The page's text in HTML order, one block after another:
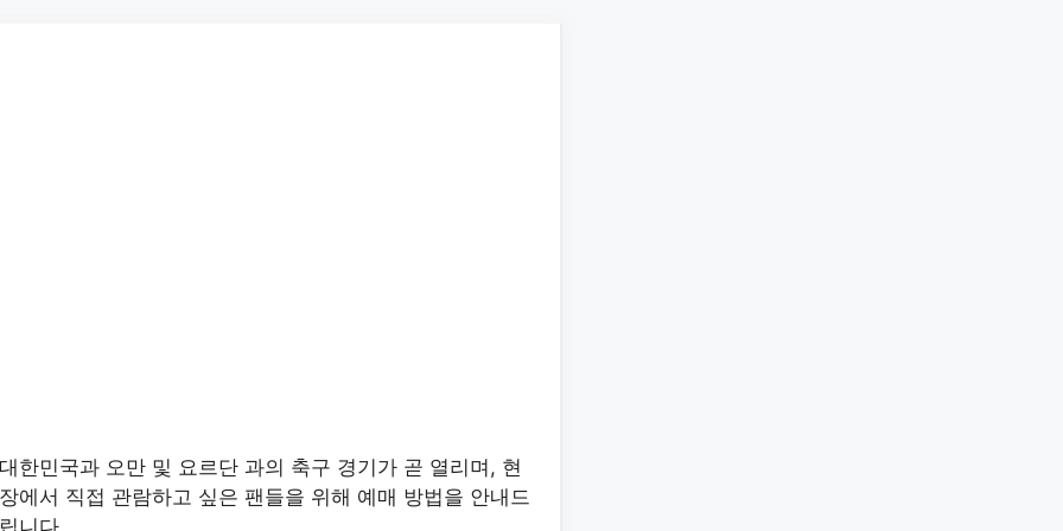
대한민국과 오만 및 요르단 과의 축구 경기가 곧 열리며, 현
장에서 직접 관람하고 싶은 팬들을 위해 예매 방법을 안내드
립니다.